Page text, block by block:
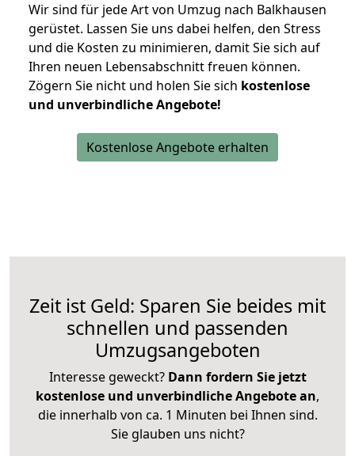
Wir sind für jede Art von Umzug nach Balkhausen
gerüstet. Lassen Sie uns dabei helfen, den Stress
und die Kosten zu minimieren, damit Sie sich auf
Ihren neuen Lebensabschnitt freuen können.
Zögern Sie nicht und holen Sie sich kostenlose
und unverbindliche Angebote!
Kostenlose Angebote erhalten
Zeit ist Geld: Sparen Sie beides mit
schnellen und passenden
Umzugsangeboten
Interesse geweckt? Dann fordern Sie jetzt
kostenlose und unverbindliche Angebote an,
die innerhalb von ca. 1 Minuten bei Ihnen sind.
Sie glauben uns nicht?